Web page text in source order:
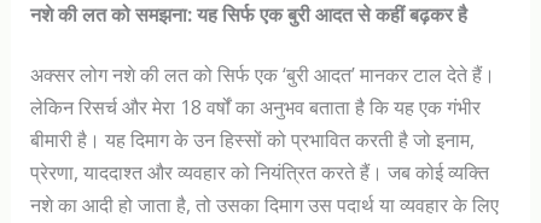
नशे की लत को समझना: यह सिर्फ एक बुरी आदत से कहीं बढ़कर है
अक्सर लोग नशे की लत को सिर्फ एक ‘बुरी आदत’ मानकर टाल देते हैं।
लेकिन रिसर्च और मेरा 18 वर्षों का अनुभव बताता है कि यह एक गंभीर
बीमारी है। यह दिमाग के उन हिस्सों को प्रभावित करती है जो इनाम,
प्रेरणा, याददाश्त और व्यवहार को नियंत्रित करते हैं। जब कोई व्यक्ति
नशे का आदी हो जाता है, तो उसका दिमाग उस पदार्थ या व्यवहार के लिए